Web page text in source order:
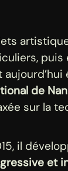
puis
de
sur la
il
et